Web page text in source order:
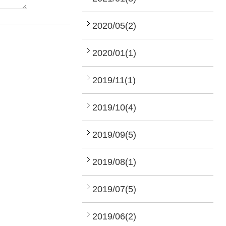
2020/05(2)
2020/01(1)
2019/11(1)
2019/10(4)
2019/09(5)
2019/08(1)
2019/07(5)
2019/06(2)